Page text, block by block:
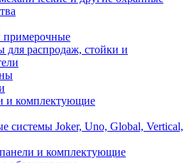
для распродаж, стойки и
и комплектующие
системы Joker, Uno, Global, Vertical,
и комплектующие